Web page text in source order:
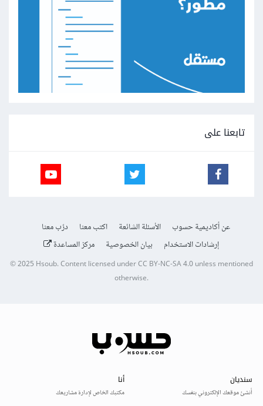
تابعنا على
عن أكاديمية حسوب الأسئلة الشائعة اكتب معنا
درّب معنا
إرشادات الاستخدام
بيان الخصوصية مركز المساعدة
© 2025Hsoub.Content licensed underCC BY-NC-SA 4.0unless mentioned
otherwise.